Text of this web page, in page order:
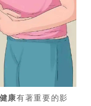
康有著重要的影